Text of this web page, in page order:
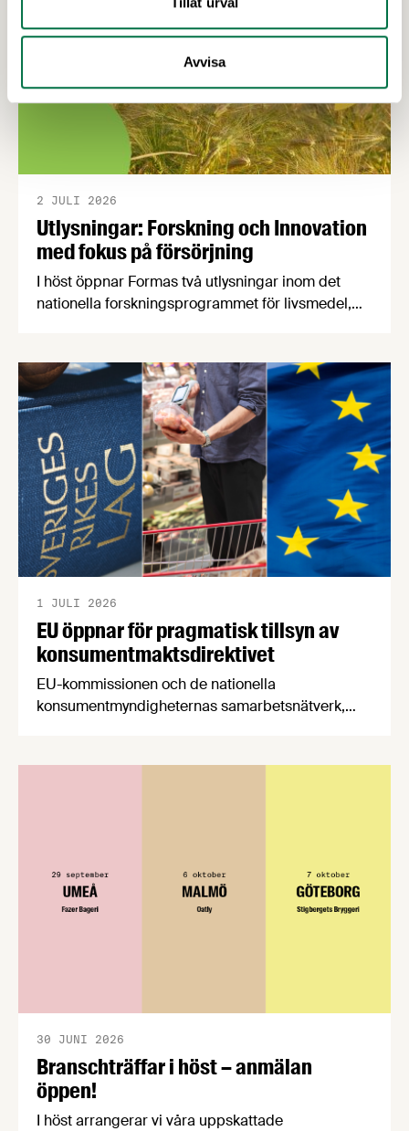
Avvisa
Utlysningar: Forskning och Innovation
med fokus på försörjning
2 JULI 2026
I höst öppnar Formas två utlysningar inom det
nationella forskningsprogrammet för livsmedel,
en motståndskraftig livsmedelsförsörjning", och
båda syftar till att bana väg för innovationer som
stärker Sveriges livsmedelsförsörjning.
EU öppnar för pragmatisk tillsyn av
konsumentmaktsdirektivet
1 JULI 2026
EU-kommissionen och de nationella
konsumentmyndigheternas samarbetsnätverk,
Branschträffar i höst – anmälan
öppen!
30 JUNI 2026
I höst arrangerar vi våra uppskattade